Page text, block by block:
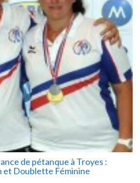
de pétanque à Troyes :
et Doublette Féminine